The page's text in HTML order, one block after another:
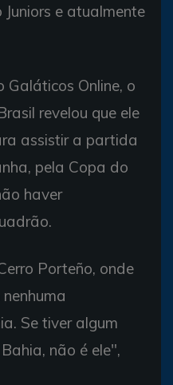
e atualmente
Galáticos Online, o
revelou que ele
assistir a partida
pela Copa do
haver
Porteño, onde
Se tiver algum
não é ele",